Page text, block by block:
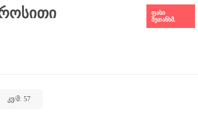
ფასი
შეთანხმ.
კვ/მ: 57